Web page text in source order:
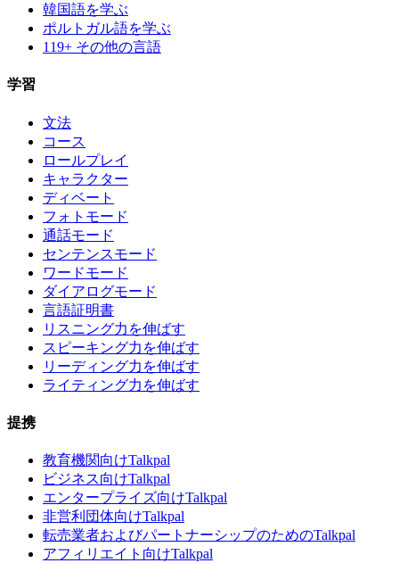
韓国語を学ぶ
ポルトガル語を学ぶ
119+ その他の言語
学習
文法
コース
ロールプレイ
キャラクター
ディベート
フォトモード
通話モード
センテンスモード
ワードモード
ダイアログモード
言語証明書
リスニング力を伸ばす
スピーキング力を伸ばす
リーディング力を伸ばす
ライティング力を伸ばす
提携
教育機関向けTalkpal
ビジネス向けTalkpal
エンタープライズ向けTalkpal
非営利団体向けTalkpal
転売業者およびパートナーシップのためのTalkpal
アフィリエイト向けTalkpal